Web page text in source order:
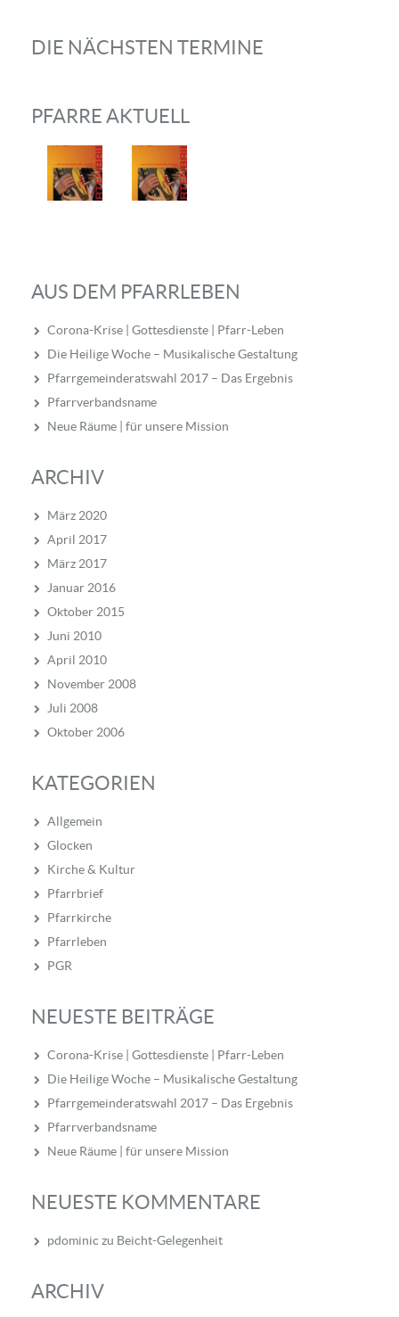
DIE NÄCHSTEN TERMINE
PFARRE AKTUELL
AUS DEM PFARRLEBEN
Corona-Krise | Gottesdienste | Pfarr-Leben
Die Heilige Woche – Musikalische Gestaltung
Pfarrgemeinderatswahl 2017 – Das Ergebnis
Pfarrverbandsname
Neue Räume | für unsere Mission
ARCHIV
März 2020
April 2017
März 2017
Januar 2016
Oktober 2015
Juni 2010
April 2010
November 2008
Juli 2008
Oktober 2006
KATEGORIEN
Allgemein
Glocken
Kirche & Kultur
Pfarrbrief
Pfarrkirche
Pfarrleben
PGR
NEUESTE BEITRÄGE
Corona-Krise | Gottesdienste | Pfarr-Leben
Die Heilige Woche – Musikalische Gestaltung
Pfarrgemeinderatswahl 2017 – Das Ergebnis
Pfarrverbandsname
Neue Räume | für unsere Mission
NEUESTE KOMMENTARE
pdominic zu Beicht-Gelegenheit
ARCHIV